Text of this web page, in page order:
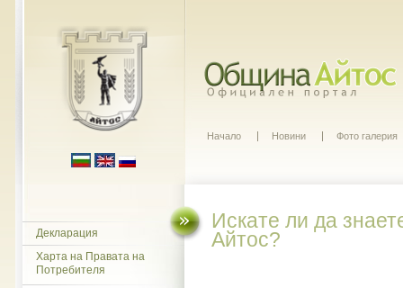
Декларация
Харта на Правата на
Потребителя
Начало Новини Фото галерия
Искате ли да
Айтос?